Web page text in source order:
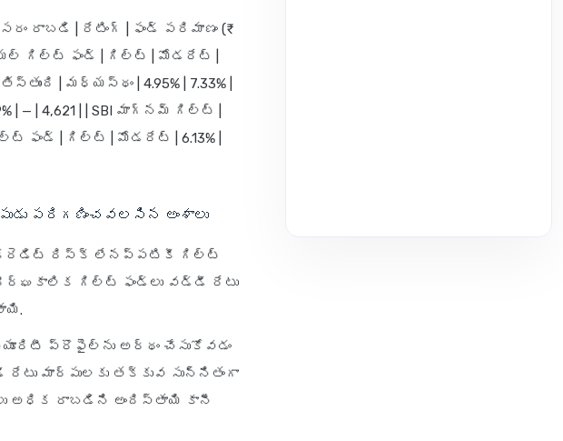
రాబడి | రేటింగ్ | ఫండ్ పరిమాణం (₹
గిల్ట్ ఫండ్ | గిల్ట్ | మోడరేట్ |
| మధ్యస్థం | 4.95% | 7.33% |
| — | 4,621 | | SBI మాగ్నమ్ గిల్ట్ |
ఫండ్ | గిల్ట్ | మోడరేట్ | 6.13% |
పరిగణించవలసిన అంశాలు
క్రెడిట్ రిస్క్ లేనప్పటికీ గిల్ట్
దీర్ఘకాలిక గిల్ట్ ఫండ్లు వడ్డీ రేటు
ప్రొఫైల్‌ను అర్థం చేసుకోవడం
మార్పులకు తక్కువ సున్నితంగా
అధిక రాబడిని అందిస్తాయి కానీ